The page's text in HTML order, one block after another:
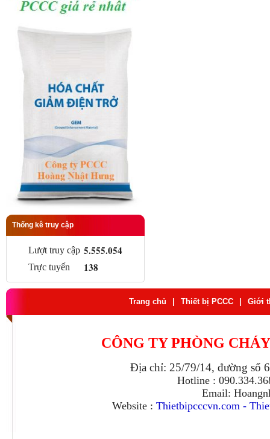
Thống kê truy cập
Lượt truy cập 5.555.054
Trực tuyến 138
Trang chủ Thiết bị PCCC Giới
CÔNG TY PHÒNG
Địa chỉ: 25/79/14, đường số
Hotline :
Email:
Website : Thietbipcccvn.com -